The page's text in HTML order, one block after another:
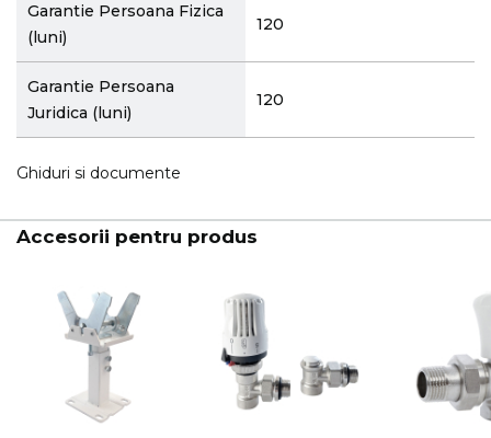
Garantie Persoana Fizica
(luni)
120
Garantie Persoana
Juridica (luni)
120
Ghiduri si documente
Accesorii pentru produs